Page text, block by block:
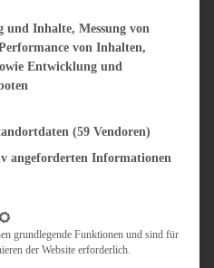
& HERZHAFT
BROTAUFSTRICH
& FRÜHSTÜCK
LIEBLINGSESSEN
REISETIPPS
und Inhalte, Messung von
von Inhalten,
Entwicklung und
(59 Vendoren)
angeforderten Informationen
für die eine Einwilligung erteilt werden
grundlegende Funktionen und sind für
der Website erforderlich.